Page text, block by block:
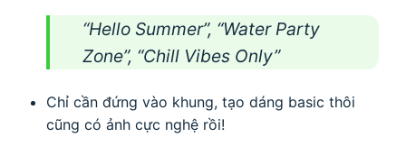
“Hello Summer”, “Water Party
Zone”, “Chill Vibes Only”
Chỉ cần đứng vào khung, tạo dáng basic thôi
cũng có ảnh cực nghệ rồi!